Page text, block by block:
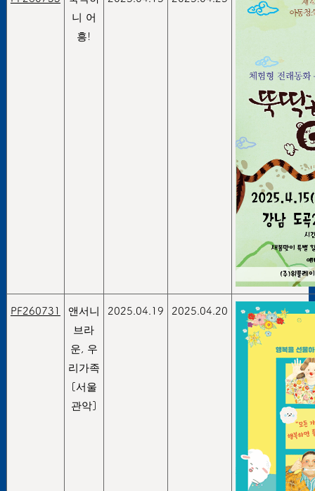
니 어
흥!
PF260731
앤서니
브라
운, 우
리가족
[서울
관악]
2025.04.19 2025.04.20